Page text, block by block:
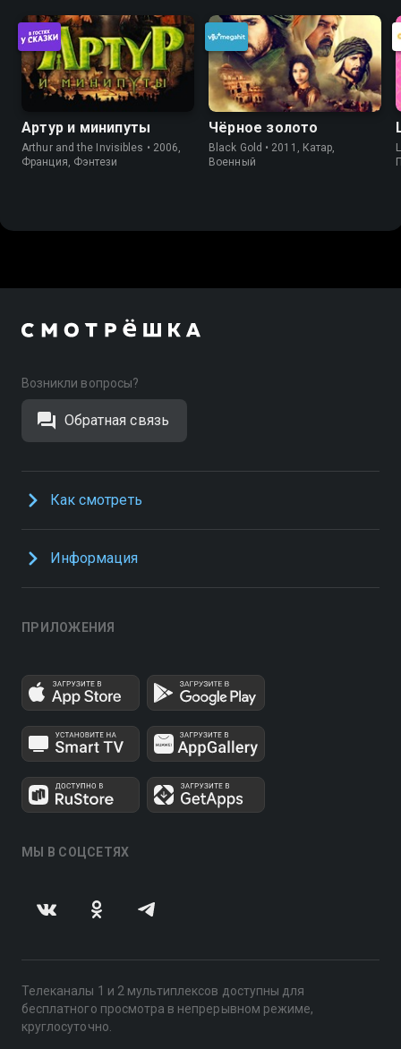
Артур и минипуты
Arthur and the Invisibles • 2006,
Франция, Фэнтези
Чёрное золото
Black Gold • 2011, Катар,
Военный
Возникли вопросы?
Обратная связь
Как смотреть
Информация
ПРИЛОЖЕНИЯ
МЫ В СОЦСЕТЯХ
Телеканалы 1 и 2 мультиплексов доступны для
бесплатного просмотра в непрерывном режиме,
круглосуточно.